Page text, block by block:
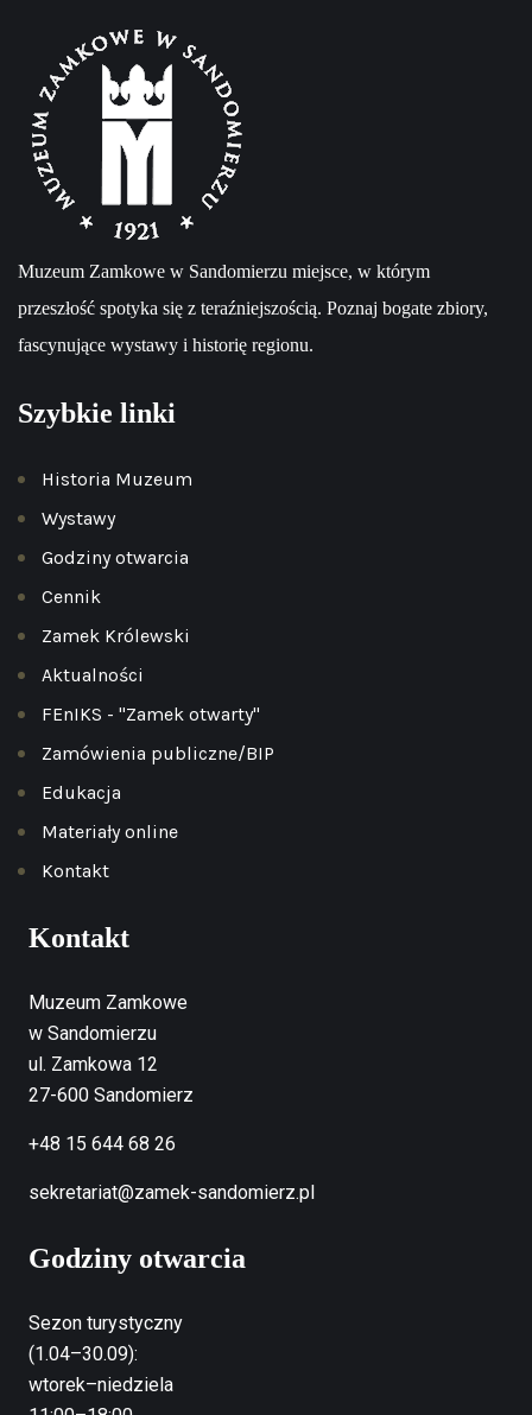
Muzeum Zamkowe w Sandomierzu miejsce, w którym
przeszłość spotyka się z teraźniejszością. Poznaj bogate zbiory,
fascynujące wystawy i historię regionu.
Szybkie linki
Historia Muzeum
Wystawy
Godziny otwarcia
Cennik
Zamek Królewski
Aktualności
FEnIKS - "Zamek otwarty"
Zamówienia publiczne/BIP
Edukacja
Materiały online
Kontakt
Kontakt
Muzeum Zamkowe
w Sandomierzu
ul. Zamkowa 12
27-600 Sandomierz
+48 15 644 68 26
sekretariat@zamek-sandomierz.pl
Godziny otwarcia
Sezon turystyczny
(1.04–30.09):
wtorek–niedziela